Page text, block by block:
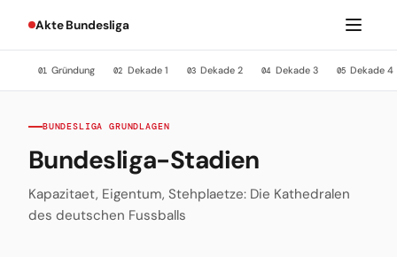
Akte Bundesliga
01 Gründung 02 Dekade 1 03 Dekade 2 04 Dekade 3 05 Dekade 4
BUNDESLIGA GRUNDLAGEN
Bundesliga-Stadien
Kapazitaet, Eigentum, Stehplaetze: Die Kathedralen
des deutschen Fussballs